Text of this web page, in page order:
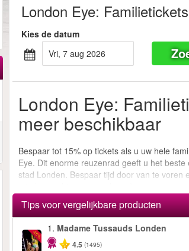
London Eye: Familietickets
Kies de datum
vri, 7 aug 2026
London Eye:
meer beschikbaar
Bespaar tot 15% op tickets als u uw hele
Eye. Dit enorme reuzenrad geeft u het
stad Londen. Bespaar tijd door van te voren
Tips voor vergelijkbare producten
-25%
1. Madame Tussauds Londen
4.5 (1495)